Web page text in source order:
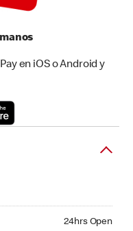
en iOS o Android y
24hrs Open